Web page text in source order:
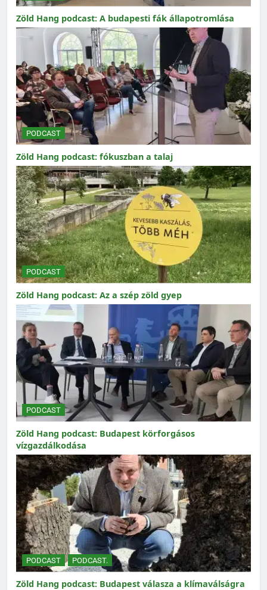
Zöld Hang podcast: A budapesti fák állapotromlása
PODCAST
Zöld Hang podcast: fókuszban a talaj
PODCAST
Zöld Hang podcast: Az a szép zöld gyep
PODCAST
Zöld Hang podcast: Budapest körforgásos
vízgazdálkodása
PODCAST PODCAST.
Zöld Hang podcast: Budapest válasza a klímaválságra